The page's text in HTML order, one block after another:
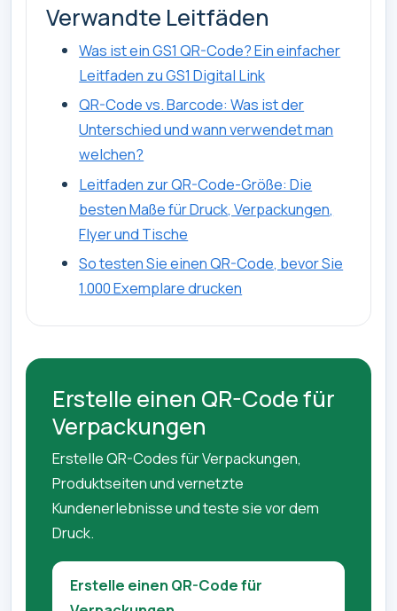
Verwandte Leitfäden
Was ist ein GS1 QR-Code? Ein einfacher
Leitfaden zu GS1 Digital Link
QR-Code vs. Barcode: Was ist der
Unterschied und wann verwendet man
welchen?
Leitfaden zur QR-Code-Größe: Die
besten Maße für Druck, Verpackungen,
Flyer und Tische
So testen Sie einen QR-Code, bevor Sie
1.000 Exemplare drucken
Erstelle einen QR-Code für
Verpackungen
Erstelle QR-Codes für Verpackungen,
Produktseiten und vernetzte
Kundenerlebnisse und teste sie vor dem
Druck.
Erstelle einen QR-Code für